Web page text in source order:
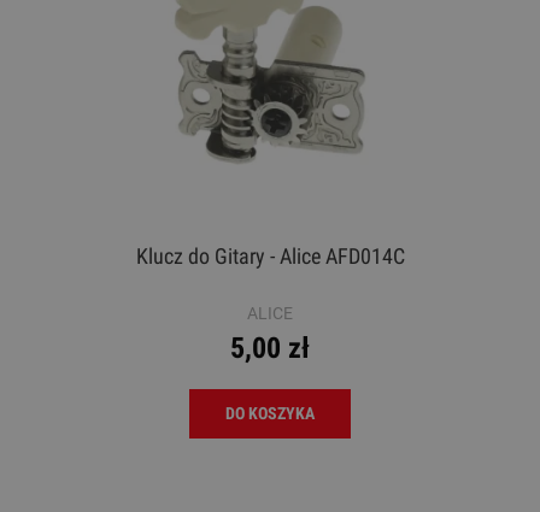
Klucz do Gitary - Alice AFD014C
ALICE
5,00 zł
DO KOSZYKA